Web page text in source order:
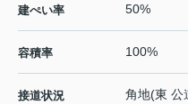
建ぺい率 50%
容積率 100%
接道状況
角地(東 公